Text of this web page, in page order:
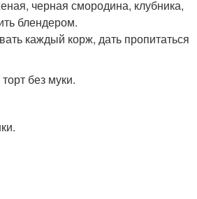
черная смородина, клубника,
блендером.
каждый корж, дать пропитаться
без муки.